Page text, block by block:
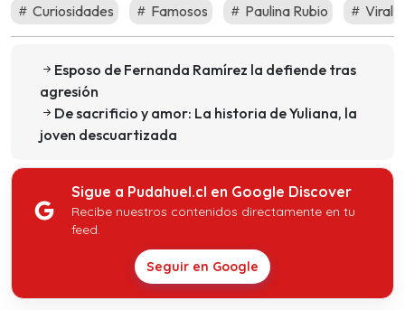
Curiosidades Famosos Paulina Rubio Viral
Esposo de Fernanda Ramírez la defiende tras
agresión
De sacrificio y amor: La historia de Yuliana, la
joven descuartizada
Sigue a Pudahuel.cl en Google Discover
Recibe nuestros contenidos directamente en tu
feed.
Seguir en Google